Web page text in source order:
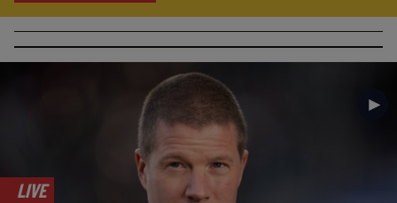
►
LIVE